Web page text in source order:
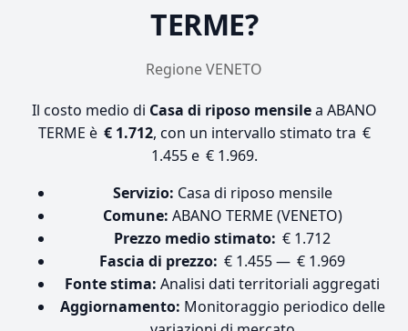
TERME?
Regione VENETO
Il costo medio di Casa di riposo mensilea ABANO
TERME è € 1.712, con un intervallo stimato tra €
1.455 e € 1.969.
Servizio: Casa di riposo mensile
Comune: ABANO TERME (VENETO)
Prezzo medio stimato: € 1.712
Fascia di prezzo: € 1.455 — € 1.969
Fonte stima: Analisi dati territoriali aggregati
Aggiornamento: Monitoraggio periodico delle